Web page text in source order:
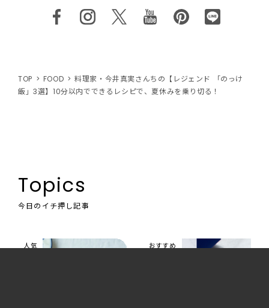
TOP FOOD
料理家・今井真実さんちの【レジェンド 「のっけ
飯」3選】10分以内でできるレシピで、夏休みを乗り切る！
Topics
今日のイチ押し記事
人気 おすすめ